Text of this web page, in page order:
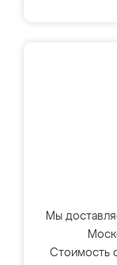
Мы
Стоимость